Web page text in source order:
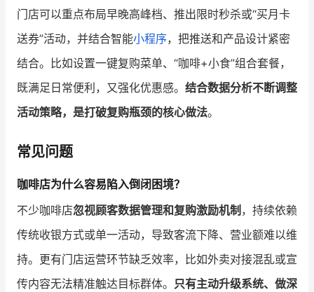
门店可以重点布局早晚高峰档、推出限时秒杀或“买月卡
送券”活动，并结合智能小程序，把推送和产品设计紧密
结合。比如设置一键复购菜单、“咖啡+小食”组合套餐，
既满足日常便利，又强化优惠感。 结合数据分析不断调整
活动策略，是打破复购瓶颈的核心做法。
常见问题
咖啡店为什么容易陷入倒闭困境？
不少咖啡店忽视顾客数据管理和复购激励机制 ，持续依赖
传统收银方式或单一活动，导致客流下降、营业额难以维
持。更有门店运营环节缺乏效率，比如外卖对接混乱或宣
传内容无法精准触达目标群体。 只有主动升级系统、做深